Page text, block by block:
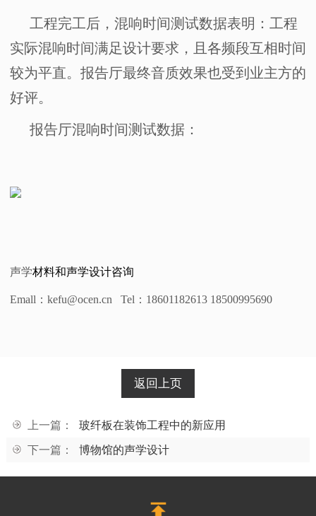
工程完工后，混响时间测试数据表明：工程
实际混响时间满足设计要求，且各频段互相时间
较为平直。报告厅最终音质效果也受到业主方的
好评。
报告厅混响时间测试数据：
声学材料和声学设计咨询
Emall ：kefu@ocen.cn Tel：18601182613 18500995690
返回上页
上一篇： 玻纤板在装饰工程中的新应用
下一篇： 博物馆的声学设计